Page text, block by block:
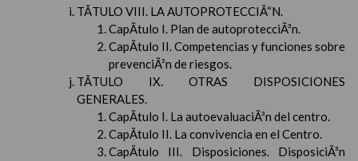
TÃTULO VIII. LA AUTOPROTECCIÃ“N.
CapÃ­tulo I. Plan de autoprotecciÃ³n.
CapÃ­tulo II. Competencias y funciones sobre
prevenciÃ³n de riesgos.
TÃTULO IX. OTRAS DISPOSICIONES
GENERALES.
CapÃ­tulo I. La autoevaluaciÃ³n del centro.
CapÃ­tulo II. La convivencia en el Centro.
CapÃ­tulo III. Disposiciones. DisposiciÃ³n